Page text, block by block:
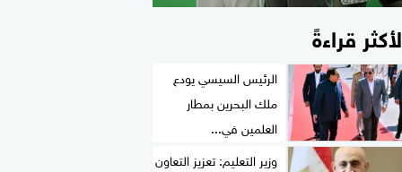
قراءةً
الرئيس السيسي يودع
ملك البحرين بمطار
العلمين في...
وزير التعليم: تعزيز التعاون